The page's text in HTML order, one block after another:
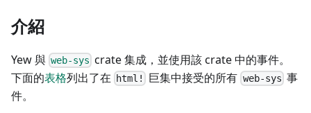
介紹
Yew 與 web-sys crate 集成，並使用該 crate 中的事件。
下面的表格列出了在 html! 巨集中接受的所有 web-sys 事
件。